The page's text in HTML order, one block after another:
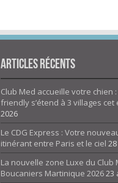
Articles Récents
Club Med accueille votre chien :
friendly s’étend à 3 villages cet
2026
Le CDG Express : Votre
itinérant entre Paris et le ciel
La nouvelle zone Luxe du Club
Boucaniers Martinique 202623